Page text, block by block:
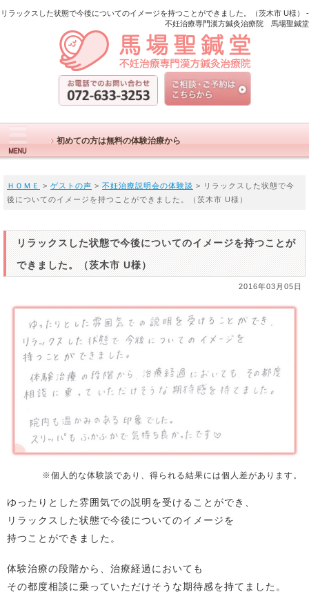
リラックスした状態で今後についてのイメージを持つことができました。（茨木市 U様） -
不妊治療専門漢方鍼灸治療院 馬場聖鍼堂
初めての方は無料の体験治療から
ＨＯＭＥ > ゲストの声 > 不妊治療説明会の体験談 > リラックスした状態で今
後についてのイメージを持つことができました。（茨木市 U様）
リラックスした状態で今後についてのイメージを持つことが
できました。（茨木市 U様）
2016年03月05日
※個人的な体験談であり、得られる結果には個人差があります。
ゆったりとした雰囲気での説明を受けることができ、
リラックスした状態で今後についてのイメージを
持つことができました。
体験治療の段階から、治療経過においても
その都度相談に乗っていただけそうな期待感を持てました。